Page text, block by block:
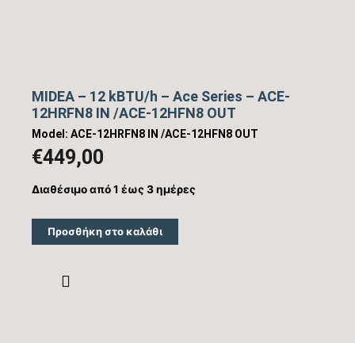
MIDEA – 12 kBTU/h – Ace Series – ACE-
12HRFN8 IN /ACE-12HFN8 OUT
Model: ACE-12HRFN8 IN /ACE-12HFN8 OUT
€449,00
Διαθέσιμο από 1 έως 3 ημέρες
Προσθήκη στο καλάθι